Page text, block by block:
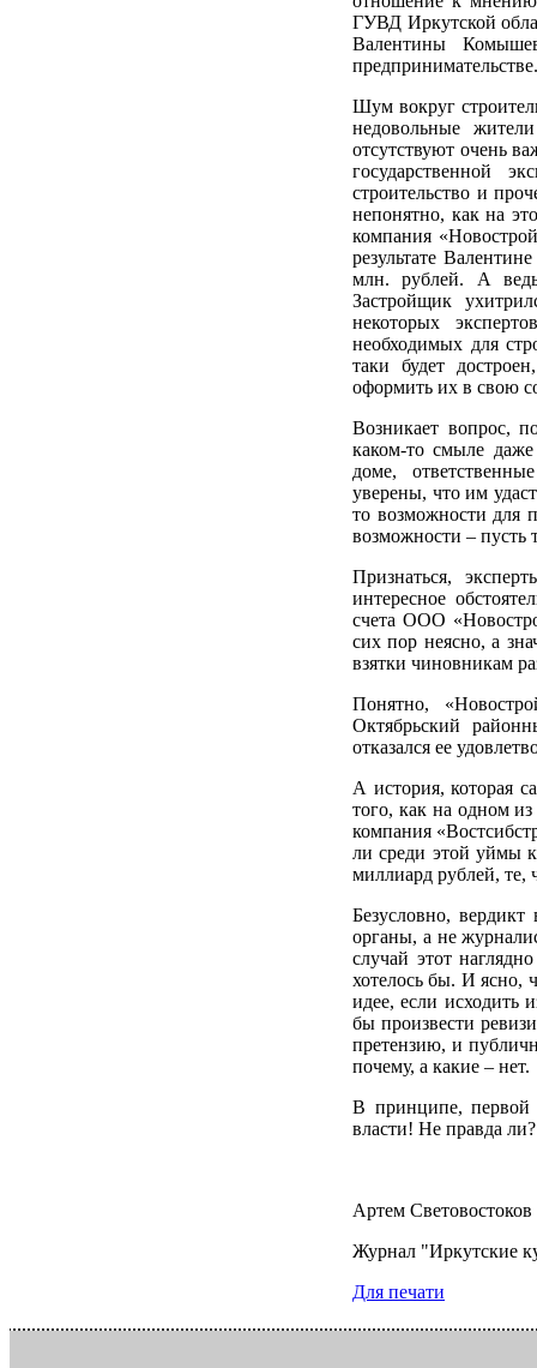
ГУВД Иркутской
Валентины
предпринимательстве.
Шум вокруг
недовольные
отсутствуют очень
государственной
строительство и
непонятно, как на
компания
результате
млн. рублей. А
Застройщик
некоторых
необходимых для
таки будет
оформить их в свою
Возникает вопрос,
каком-то смыле
доме,
уверены, что им
то возможности для
возможности – пусть
Признаться,
интересное
счета ООО
сих пор неясно, а
взятки чиновникам
Понятно,
Октябрьский
отказался ее
А история, которая
того, как на одном
компания
ли среди этой уймы
миллиард рублей, те,
Безусловно,
органы, а не
случай этот
хотелось бы. И ясно,
идее, если исходить
бы произвести
претензию, и
почему, а какие – нет.
В принципе, первой
власти! Не правда
Артем Световостоков
Журнал "Иркутские
Для печати